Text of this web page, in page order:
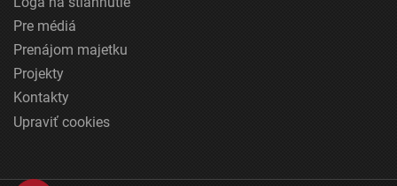
Pre médiá
Prenájom majetku
Projekty
Kontakty
Upraviť cookies